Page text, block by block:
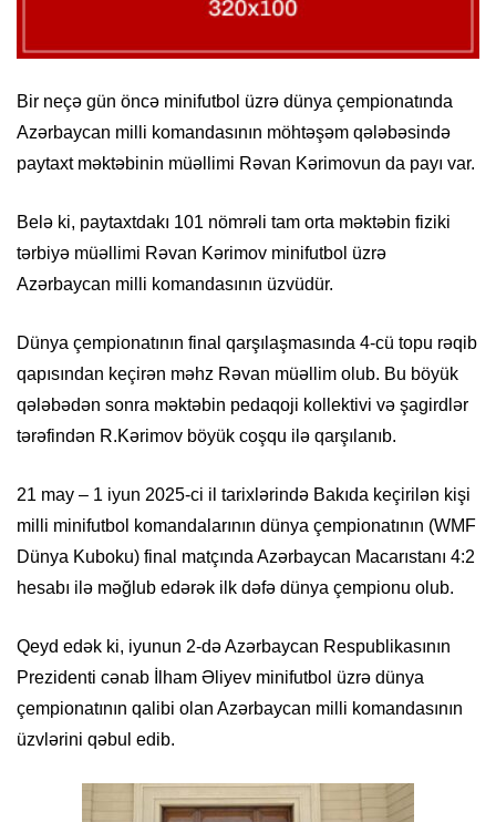
Bir neçə gün öncə minifutbol üzrə dünya çempionatında
Azərbaycan milli komandasının möhtəşəm qələbəsində
paytaxt məktəbinin müəllimi Rəvan Kərimovun da payı var.
Belə ki, paytaxtdakı 101 nömrəli tam orta məktəbin fiziki
tərbiyə müəllimi Rəvan Kərimov minifutbol üzrə
Azərbaycan milli komandasının üzvüdür.
Dünya çempionatının final qarşılaşmasında 4-cü topu rəqib
qapısından keçirən məhz Rəvan müəllim olub. Bu böyük
qələbədən sonra məktəbin pedaqoji kollektivi və şagirdlər
tərəfindən R.Kərimov böyük coşqu ilə qarşılanıb.
21 may – 1 iyun 2025-ci il tarixlərində Bakıda keçirilən kişi
milli minifutbol komandalarının dünya çempionatının (WMF
Dünya Kuboku) final matçında Azərbaycan Macarıstanı 4:2
hesabı ilə məğlub edərək ilk dəfə dünya çempionu olub.
Qeyd edək ki, iyunun 2-də Azərbaycan Respublikasının
Prezidenti cənab İlham Əliyev minifutbol üzrə dünya
çempionatının qalibi olan Azərbaycan milli komandasının
üzvlərini qəbul edib.